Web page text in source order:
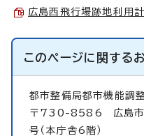
広島西飛行場跡地利用
このページに関する
都市整備局都市機能調
〒730-8586 広島市
号（本庁舎6階）